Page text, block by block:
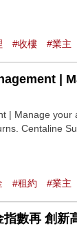
#收樓 #業主
|
| Manage
Centaline
#租約 #業主